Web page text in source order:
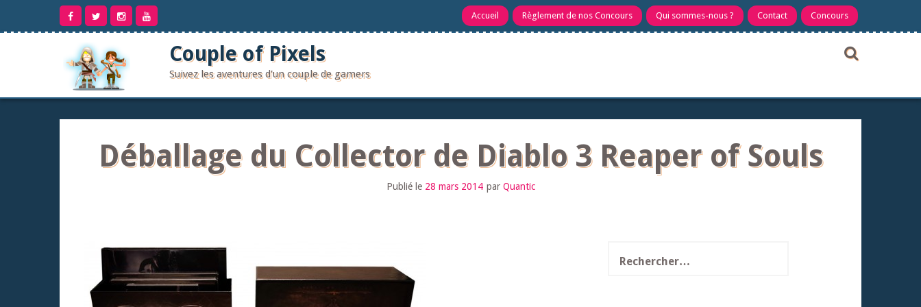
contenu
Accueil Règlement de nos Concours Qui sommes-nous ? Contact Concours
Couple of Pixels
Suivez les aventures d'un couple de gamers
Déballage du Collector de Diablo 3 Reaper of Souls
Publié le 28 mars 2014 par Quantic